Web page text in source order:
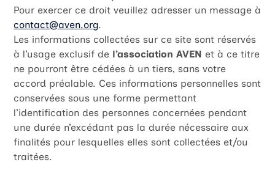
Pour exercer ce droit veuillez adresser un message à
contact@aven.org.
Les informations collectées sur ce site sont réservés
à l’usage exclusif de l’association AVEN et à ce titre
ne pourront être cédées à un tiers, sans votre
accord préalable. Ces informations personnelles sont
conservées sous une forme permettant
l’identification des personnes concernées pendant
une durée n’excédant pas la durée nécessaire aux
finalités pour lesquelles elles sont collectées et/ou
traitées.